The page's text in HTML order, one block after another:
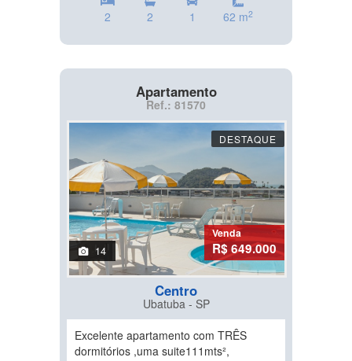
2 2 1 62 m2
Apartamento
Ref.: 81570
DESTAQUE
14
Venda
R$ 649.000
Centro
Ubatuba - SP
Excelente apartamento com TRÊS
dormitórios ,uma suite111mts²,